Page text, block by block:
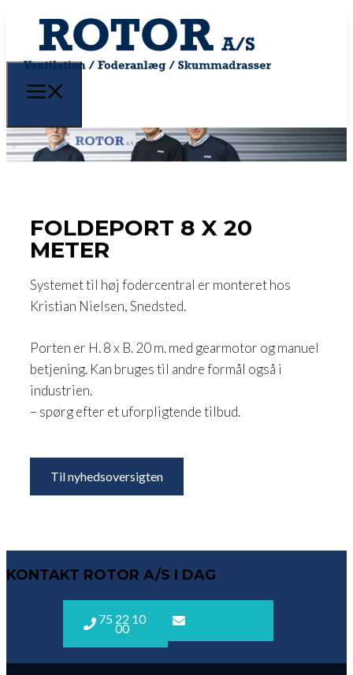
FOLDEPORT 8 X 20
METER
Systemet til høj fodercentral er monteret hos
Kristian Nielsen, Snedsted.
Porten er H. 8 x B. 20 m. med gearmotor og manuel
betjening. Kan bruges til andre formål også i
industrien.
– spørg efter et uforpligtende tilbud.
Til nyhedsoversigten
KONTAKT ROTOR A/S I DAG
75 22 10
00
rotor@rotor.dk